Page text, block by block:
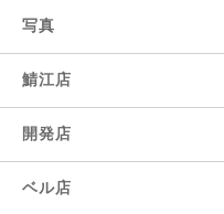
写真
鯖江店
開発店
ベル店